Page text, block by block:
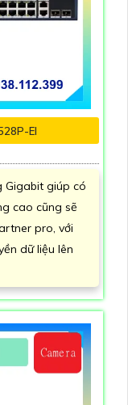
EI
Gigabit giúp có
cao cũng sẽ
pro, với
dữ liệu lên